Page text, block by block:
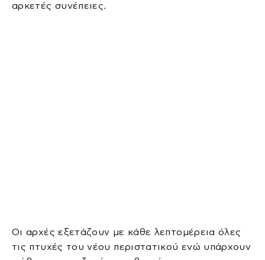
αρκετές συνέπειες.
Οι αρχές εξετάζουν με κάθε λεπτομέρεια όλες
τις πτυχές του νέου περιστατικού ενώ υπάρχουν